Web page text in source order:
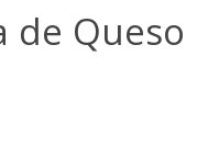
de Queso